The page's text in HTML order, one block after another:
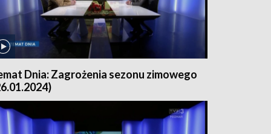
Dnia: Zagrożenia sezonu zimowego